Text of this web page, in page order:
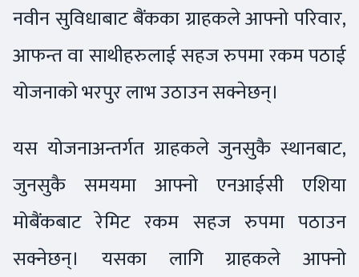
नवीन सुविधाबाट बैंकका ग्राहकले आफ्नो परिवार,
आफन्त वा साथीहरुलाई सहज रुपमा रकम पठाई
योजनाको भरपुर लाभ उठाउन सक्नेछन्।
यस योजनाअन्तर्गत ग्राहकले जुनसुकै स्थानबाट,
जुनसुकै समयमा आफ्नो एनआईसी एशिया
मोबैंकबाट रेमिट रकम सहज रुपमा पठाउन
सक्नेछन्। यसका लागि ग्राहकले आफ्नो